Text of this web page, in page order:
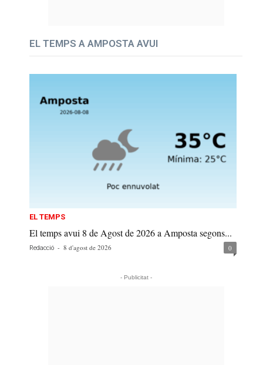
EL TEMPS A AMPOSTA AVUI
EL TEMPS
El temps avui 8 de Agost de 2026 a Amposta segons...
Redacció - 8 d'agost de 2026 0
- Publicitat -